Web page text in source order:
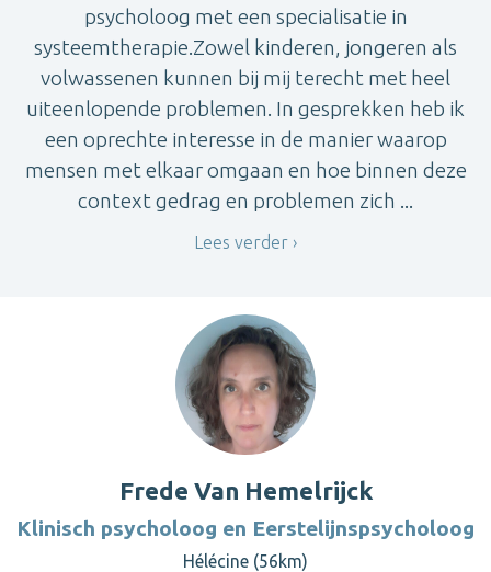
psycholoog met een specialisatie in
systeemtherapie.Zowel kinderen, jongeren als
volwassenen kunnen bij mij terecht met heel
uiteenlopende problemen. In gesprekken heb ik
een oprechte interesse in de manier waarop
mensen met elkaar omgaan en hoe binnen deze
context gedrag en problemen zich ...
Lees verder
Frede Van Hemelrijck
Klinisch psycholoog en Eerstelijnspsycholoog
Hélécine (56km)